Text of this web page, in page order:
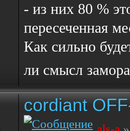
- из них 80 %
пересеченная
Как сильно
ли смысл
cordiant